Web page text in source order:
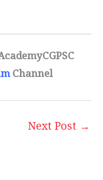
Channel
Next Post →